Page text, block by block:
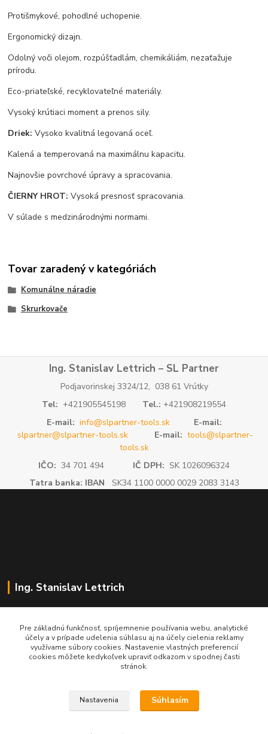
Protišmykové, pohodlné uchopenie.
Ergonomický dizajn.
Odolný voči olejom, rozpúšťadlám, chemikáliám, nezaťažuje
prírodu.
Eco-priateľské, recyklovateľné materiály.
Vysoký krútiaci moment a prenos sily.
Driek:Vysoko kvalitná legovaná oceľ.
Kalená a temperovaná na maximálnu kapacitu.
Najnovšie povrchové úpravy a spracovania.
ČIERNY HROT: Vysoká presnosť spracovania.
V súlade s medzinárodnými normami.
Tovar zaradený v kategóriách
Komunálne náradie
Skrurkovače
Ing. Stanislav Lettrich – SL Partner
Podjavorinskej 3324/12, 038 61 Vrútky
Tel: +421905545198 Tel.: +421908219554
E-mail: info@slpartner-tools.sk
E-mail:
slpartner@slpartner-tools.sk
E-mail: tools@slpartner-
tools.sk
IČO: 34 701 494 IČ DPH: SK 1026096324
Tatra banka: IBAN SK34 1100 0000 0029 2083 3143
Ing. Stanislav Lettrich
+421 905 545 198
NONSTOP
Pre základnú funkčnosť, spríjemnenie používania webu, analytické
účely a v prípade udelenia súhlasu aj na účely cielenia reklamy
využívame súbory cookies. Nastavenie vlastných preferencií
cookies môžete kedykoľvek upraviť odkazom v spodnej časti
stránok.
Nastavenia Súhlasím